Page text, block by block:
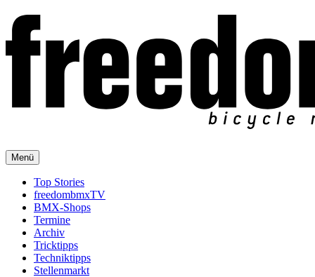
Menü
Top Stories
freedombmxTV
BMX-Shops
Termine
Archiv
Tricktipps
Techniktipps
Stellenmarkt